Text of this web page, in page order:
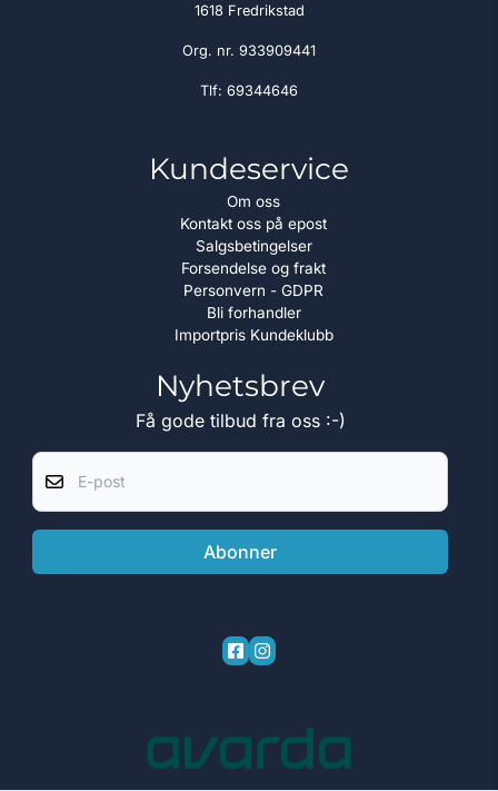
1618 Fredrikstad
Org. nr. 933909441
Tlf: 69344646
Kundeservice
Om oss
Kontakt oss på epost
Salgsbetingelser
Forsendelse og frakt
Personvern - GDPR
Bli forhandler
Importpris Kundeklubb
Nyhetsbrev
Få gode tilbud fra oss :-)
Abonner